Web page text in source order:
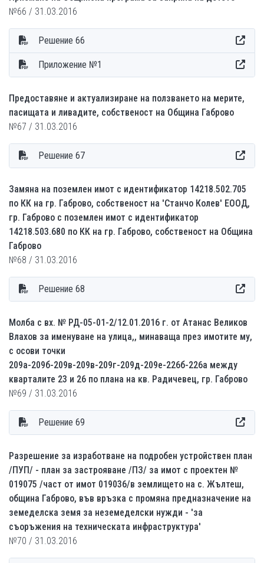
№66 / 31.03.2016
Решение 66
Приложение №1
Предоставяне и актуализиране на ползването на мерите,
пасищата и ливадите, собственост на Община Габрово
№67 / 31.03.2016
Решение 67
Замяна на поземлен имот с идентификатор 14218.502.705
по КК на гр. Габрово, собственост на 'Станчо Колев' ЕООД,
гр. Габрово с поземлен имот с идентификатор
14218.503.680 по КК на гр. Габрово, собственост на Община
Габрово
№68 / 31.03.2016
Решение 68
Молба с вх. № РД-05-01-2/12.01.2016 г. от Атанас Великов
Влахов за именуване на улица,, минаваща през имотите му,
с осови точки
209а-209б-209в-209в-209г-209д-209е-226б-226а между
кварталите 23 и 26 по плана на кв. Радичевец, гр. Габрово
№69 / 31.03.2016
Решение 69
Разрешение за изработване на подробен устройствен план
/ПУП/ - план за застрояване /ПЗ/ за имот с проектен №
019075 /част от имот 019036/в землището на с. Жълтеш,
община Габрово, във връзка с промяна предназначение на
земеделска земя за неземеделски нужди - 'за
съоръжения на техническата инфраструктура'
№70 / 31.03.2016